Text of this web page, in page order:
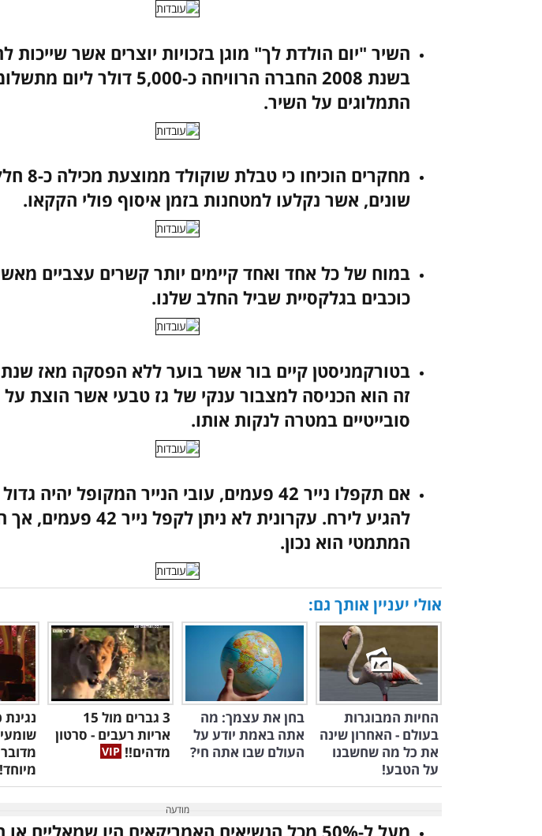
השיר "יום הולדת לך" מוגן בזכויות יוצרים אשר שייכות
בשנת 2008 החברה הרוויחה כ-5,000 דולר ליום
התמלוגים על השיר.
מחקרים
שונים, אשר נקלעו למטחנות בזמן איסוף פולי הקקאו.
במוח של כל אחד ואחד קיימים יותר קשרים עצביים
כוכבים בגלקסיית שביל החלב שלנו.
זה הוא הכניסה למצבור ענקי של גז טבעי אשר הוצת על
סובייטיים במטרה לנקות אותו.
אם תקפלו נייר 42 פעמים, עובי הנייר המקופל יהיה
להגיע לירח. עקרונית לא ניתן לקפל
המתמטי הוא נכון.
אולי יעניין אותך גם:
החיות המבוגרות
בעולם - האחרון שינה
את כל מה שחשבנו
על הטבע!
בחן את עצמך: מה
אתה באמת יודע על
העולם שבו אתה חי?
3 גברים מול 15
אריות רעבים - סרטון
מדהים!!
נגינת
מיוחד!